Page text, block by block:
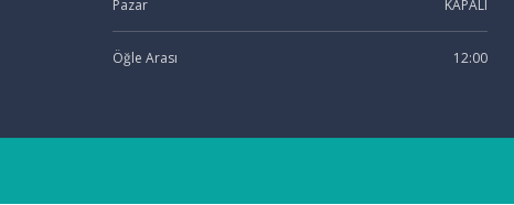
Pazar KAPALI
Öğle Arası 12:00